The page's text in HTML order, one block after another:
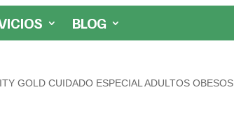
BLOG
GOLD CUIDADO ESPECIAL ADULTOS OBESOS